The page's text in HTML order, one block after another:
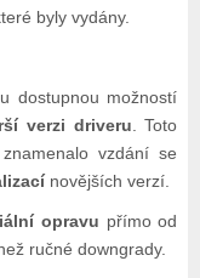
byly vydány.
dostupnou možností
verzi driveru. Toto
vzdání se
novějších verzí.
opravu přímo od
ručné downgrady.